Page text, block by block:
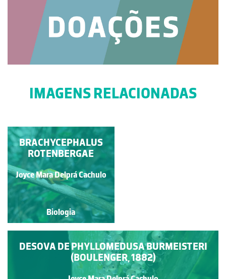
IMAGENS RELACIONADAS
CASAL DE
PHYLLOMEDUSA
BURMEISTERI
(BOULENGER, 1882)
EM AMPLEXO AXILAR
Joyce Mara Delprá Cachulo
Biologia
DESOVA DE PHYLLOMEDUSA BURMEISTERI
(BOULENGER, 1882)
BRACHYCEPHALUS
ROTENBERGAE
Joyce Mara Delprá Cachulo
Biologia